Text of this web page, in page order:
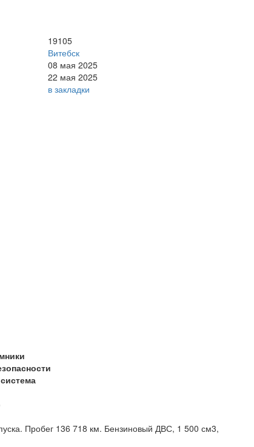
19105
Витебск
08 мая 2025
22 мая 2025
в закладки
Пробег 136 718 км. Бензиновый ДВС, 1 500 см3,